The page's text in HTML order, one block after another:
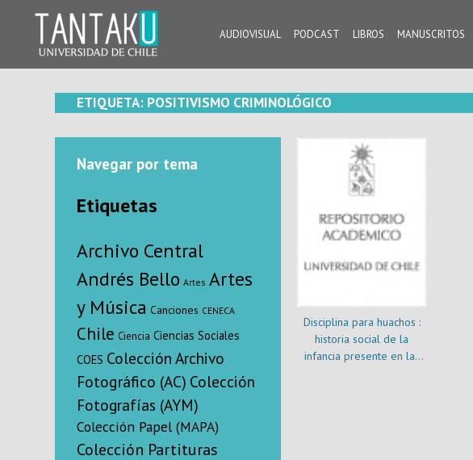
content
AUDIOVISUAL PODCAST LIBROS MANUSCRITOS
ETIQUETA: POSITIVISMO CRIMINOLÓGICO
Navegar por tema
Etiquetas
Archivo Central
Andrés Bello Artes Artes
y Música Canciones CENECA
Chile Ciencia Ciencias Sociales
COES Colección Archivo
Fotográfico (AC) Colección
Fotografías (AYM)
Colección Papel (MAPA)
Colección Partituras
Disciplina para huachos :
historia social de la
infancia presente en las